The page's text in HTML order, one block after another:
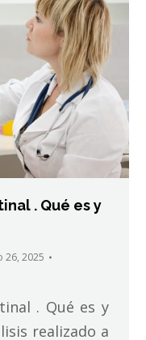
. Qué es y
26, 2025
. Qué es y
realizado a